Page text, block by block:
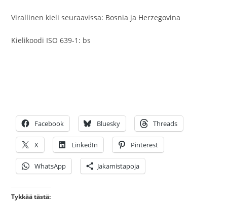
Virallinen kieli seuraavissa: Bosnia ja Herzegovina
Kielikoodi ISO 639-1: bs
Facebook Bluesky Threads
X LinkedIn Pinterest
WhatsApp Jakamistapoja
Tykkää tästä: